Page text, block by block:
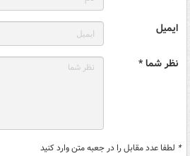
ایمیل
نظر شما *
* لطفا عدد مقابل را در جعبه متن وارد کنید